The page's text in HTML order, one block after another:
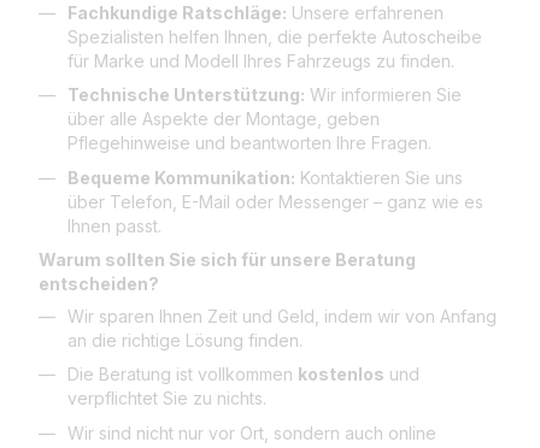
Fachkundige Ratschläge: Unsere erfahrenen
Spezialisten helfen Ihnen, die perfekte Autoscheibe
für Marke und Modell Ihres Fahrzeugs zu finden.
Technische Unterstützung: Wir informieren Sie
über alle Aspekte der Montage, geben
Pflegehinweise und beantworten Ihre Fragen.
Bequeme Kommunikation: Kontaktieren Sie uns
über Telefon, E-Mail oder Messenger – ganz wie es
Ihnen passt.
Warum sollten Sie sich für unsere Beratung
entscheiden?
Wir sparen Ihnen Zeit und Geld, indem wir von Anfang
an die richtige Lösung finden.
Die Beratung ist vollkommen kostenlos und
verpflichtet Sie zu nichts.
Wir sind nicht nur vor Ort, sondern auch online